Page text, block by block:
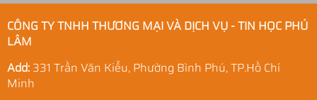
CÔNG TY TNHH THƯƠNG MẠI VÀ DỊCH VỤ - TIN HỌC PHÚ
LÂM
Add: 331 Trần Văn Kiểu, Phường Bình Phú, TP.Hồ Chí
Minh